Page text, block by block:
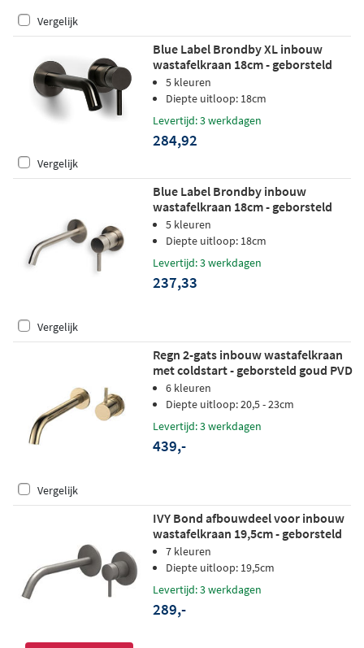
Vergelijk
Blue Label Brondby XL inbouw
wastafelkraan 18cm - geborsteld
gunmetal PVD
5 kleuren
Diepte uitloop: 18cm
Levertijd: 3 werkdagen
284,92
Vergelijk
Blue Label Brondby inbouw
wastafelkraan 18cm - geborsteld
nikkel PVD
5 kleuren
Diepte uitloop: 18cm
Levertijd: 3 werkdagen
237,33
Vergelijk
Regn 2-gats inbouw wastafelkraan
met coldstart - geborsteld goud PVD
6 kleuren
Diepte uitloop: 20,5 - 23cm
Levertijd: 3 werkdagen
439,-
Vergelijk
IVY Bond afbouwdeel voor inbouw
wastafelkraan 19,5cm - geborsteld
metal black PVD
7 kleuren
Diepte uitloop: 19,5cm
Levertijd: 3 werkdagen
289,-